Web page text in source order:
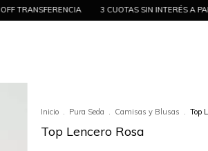
3 CUOTAS SIN INTERÉS A PARTIR DE 200 MIL Y 6
Inicio . Pura Seda . Camisas y Blusas . Top
Top Lencero Rosa